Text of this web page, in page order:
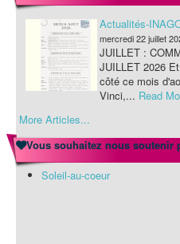
JUILLET :
JUILLET 2026
côté ce mois
Actualités-
mercredi 22 juillet
JUILLET :
JUILLET 2026
côté ce mois
Vinci,... Read
More Articles...
Vous souhaitez nous soutenir
Soleil-au-coeur